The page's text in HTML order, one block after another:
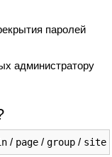
паролей
администратору
/ page / group / site